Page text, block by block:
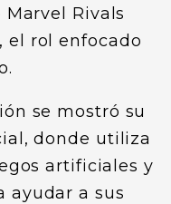
Rivals
, el rol enfocado
se mostró su
donde utiliza
artificiales y
ayudar a sus